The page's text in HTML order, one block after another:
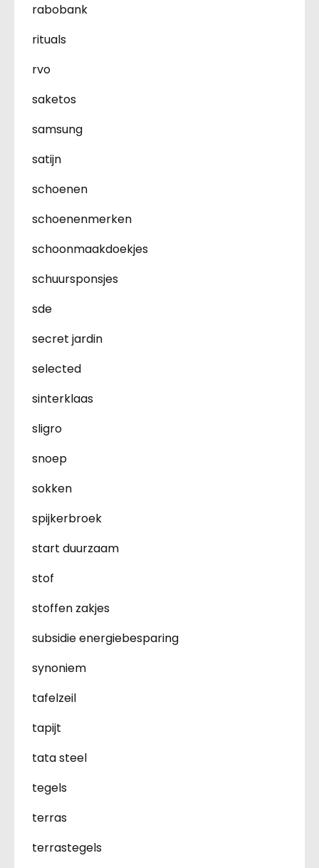
rabobank
rituals
rvo
saketos
samsung
satijn
schoenen
schoenenmerken
schoonmaakdoekjes
schuursponsjes
sde
secret jardin
selected
sinterklaas
sligro
snoep
sokken
spijkerbroek
start duurzaam
stof
stoffen zakjes
subsidie energiebesparing
synoniem
tafelzeil
tapijt
tata steel
tegels
terras
terrastegels